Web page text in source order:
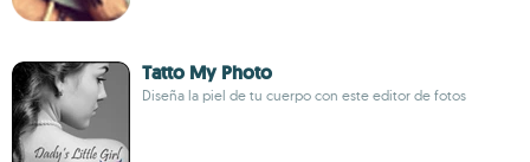
Tatto My Photo
Diseña la piel de tu cuerpo con este editor de fotos